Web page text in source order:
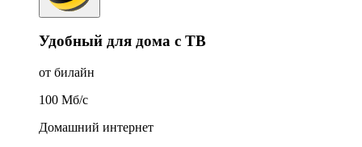
Удобный для дома с ТВ
от билайн
100 Мб/c
Домашний интернет